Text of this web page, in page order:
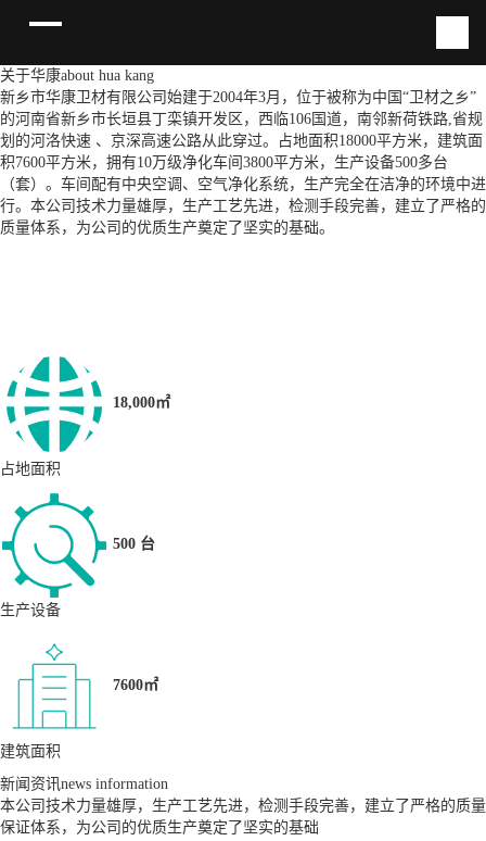
关于华康about hua kang
新乡市华康卫材有限公司始建于2004年3月，位于被称为中国“卫材之乡”
的河南省新乡市长垣县丁栾镇开发区，西临106国道，南邻新荷铁路,省规
划的河洛快速 、京深高速公路从此穿过。占地面积18000平方米，建筑面
积7600平方米，拥有10万级净化车间3800平方米，生产设备500多台
（套）。车间配有中央空调、空气净化系统，生产完全在洁净的环境中进
行。本公司技术力量雄厚，生产工艺先进，检测手段完善，建立了严格的
质量体系，为公司的优质生产奠定了坚实的基础。
18,000㎡
占地面积
500 台
生产设备
7600㎡
建筑面积
新闻资讯news information
本公司技术力量雄厚，生产工艺先进，检测手段完善，建立了严格的质量
保证体系，为公司的优质生产奠定了坚实的基础